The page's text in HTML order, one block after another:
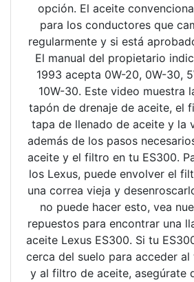
opción. El aceite
para los conductores que
regularmente y si está
El manual del propietario
1993 acepta 0W-20, 0W-30,
10W-30. Este video muestra
tapón de drenaje de aceite, el
tapa de llenado de aceite y la
además de los pasos
aceite y el filtro en tu ES300.
los Lexus, puede envolver el
una correa vieja y
no puede hacer esto, vea
repuestos para encontrar una
aceite Lexus ES300. Si tu
cerca del suelo para acceder
y al filtro de aceite, asegúrate